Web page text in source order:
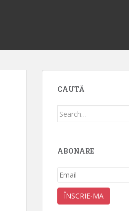
CAUTĂ
Search
ABONARE
Email
ÎNSCRIE-MA